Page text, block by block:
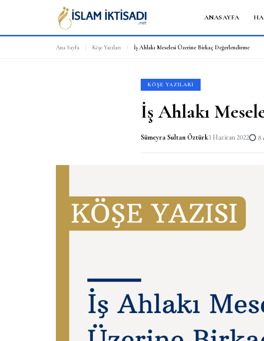
ANASAYFA
Ana Sayfa / Köşe Yazıları / İş Ahlakı Meselesi Üzerine Birkaç Değerlendirme
KÖŞE YAZILARI
İş Ahlakı
Sümeyra Sultan Öztürk3 Haziran 2022 8